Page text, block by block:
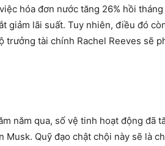
hóa đơn nước tăng 26% hồi
giảm lãi suất. Tuy nhiên, điều đó
tài chính Rachel Reeves sẽ
năm qua, số vệ tinh hoạt động đã
Quỹ đạo chật chội này sẽ là